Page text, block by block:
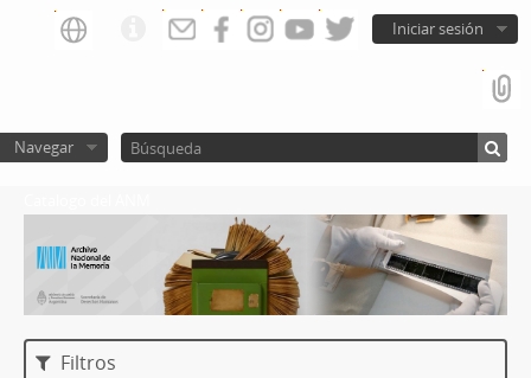
Iniciar sesión
Navegar
Filtros